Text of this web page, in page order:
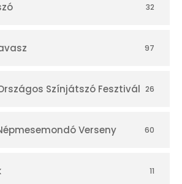
32
97
Színjátszó Fesztivál 26
Verseny 60
11